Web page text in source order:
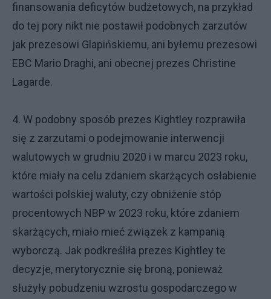
finansowania deficytów budżetowych, na przykład
do tej pory nikt nie postawił podobnych zarzutów
jak prezesowi Glapińskiemu, ani byłemu prezesowi
EBC Mario Draghi, ani obecnej prezes Christine
Lagarde.
4. W podobny sposób prezes Kightley rozprawiła
się z zarzutami o podejmowanie interwencji
walutowych w grudniu 2020 i w marcu 2023 roku,
które miały na celu zdaniem skarżących osłabienie
wartości polskiej waluty, czy obniżenie stóp
procentowych NBP w 2023 roku, które zdaniem
skarżących, miało mieć związek z kampanią
wyborczą. Jak podkreśliła prezes Kightley te
decyzje, merytorycznie się broną, ponieważ
służyły pobudzeniu wzrostu gospodarczego w